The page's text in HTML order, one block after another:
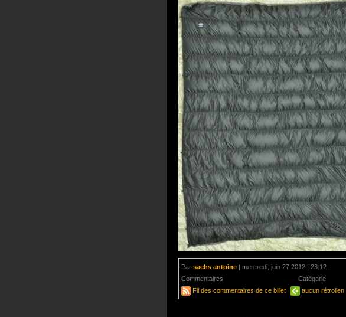
Par sachs antoine | mercredi, juin 27 2012 | 23:12
Commentaires
Catégorie
Fil des commentaires de ce billet
aucun rétrolien